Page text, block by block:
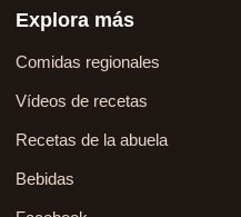
Explora más
Comidas regionales
Vídeos de recetas
Recetas de la abuela
Bebidas